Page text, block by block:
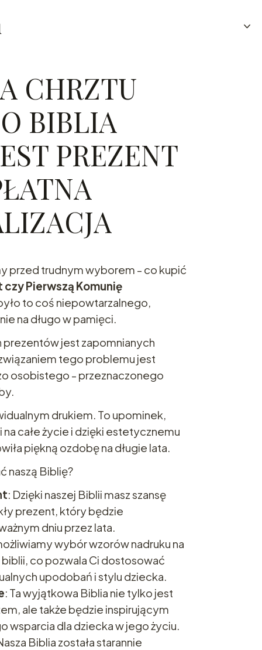
CHRZTU
BIBLIA
PREZENT
przed trudnym wyborem - co kupić
Pierwszą Komunię
to coś niepowtarzalnego,
na długo w pamięci.
jest zapomnianych
tego problemu jest
osobistego - przeznaczonego
drukiem. To upominek,
całe życie i dzięki estetycznemu
piękną ozdobę na długie lata.
naszą Biblię?
: Dzięki naszej Biblii masz szansę
prezent, który będzie
dniu przez lata.
wybór wzorów nadruku na
co pozwala Ci dostosować
upodobań i stylu dziecka.
: Ta wyjątkowa Biblia nie tylko jest
ale także będzie inspirującym
wsparcia dla dziecka w jego życiu.
Biblia została starannie